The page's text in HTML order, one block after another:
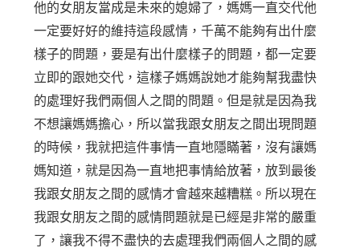
他的女朋友當成是未來的媳婦了，媽媽一直交代他
一定要好好的維持這段感情，千萬不能夠有出什麼
樣子的問題，要是有出什麼樣子的問題，都一定要
立即的跟她交代，這樣子媽媽說她才能夠幫我盡快
的處理好我們兩個人之間的問題。但是就是因為我
不想讓媽媽擔心，所以當我跟女朋友之間出現問題
的時候，我就把這件事情一直地隱瞞著，沒有讓媽
媽知道，就是因為一直地把事情給放著，放到最後
我跟女朋友之間的感情才會越來越糟糕。所以現在
我跟女朋友之間的感情問題就是已經是非常的嚴重
了，讓我不得不盡快的去處理我們兩個人之間的感